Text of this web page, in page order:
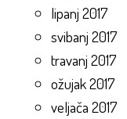
lipanj 2017
svibanj 2017
travanj 2017
ožujak 2017
veljača 2017